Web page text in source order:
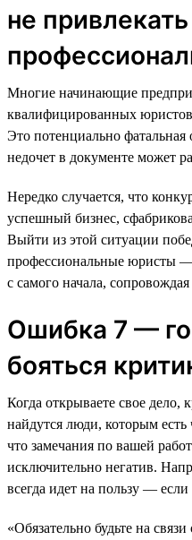
не привлекать
Многие начинающие
квалифицированных
Это потенциально
недочет в документе может
Нередко случается, что
успешный бизнес,
Выйти из этой ситуации
профессиональные юристы
с самого начала,
Ошибка 7 —
бояться
Когда открываете свое дело,
найдутся люди, которым есть
что замечания по вашей
исключительно негатив.
всегда идет на пользу — если
«Обязательно будьте на